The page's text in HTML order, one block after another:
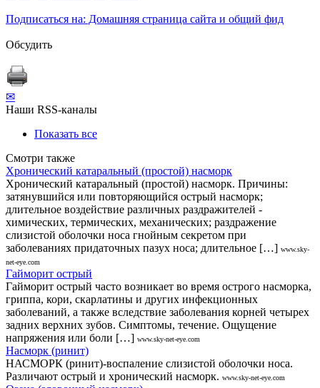
Подписаться на: Домашняя страница сайта и общий фид
Обсудить
✉
Наши RSS-каналы
Показать все
Смотри также
Хронический катаральный (простой) насморк
Хронический катаральный (простой) насморк. Причины:
затянувшийся или повторяющийся острый насморк;
длительное воздействие различных раздражителей -
химических, термических, механических; раздражение
слизистой оболочки носа гнойным секретом при
заболеваниях придаточных пазух носа; длительное […] www.sky-
net-eye.com
Гайморит острый
Гайморит острый часто возникает во время острого насморка,
гриппа, кори, скарлатины и других инфекционных
заболеваний, а также вследствие заболевания корней четырех
задних верхних зубов. Симптомы, течение. Ощущение
напряжения или боли […] www.sky-net-eye.com
Насморк (ринит)
НАСМОРК (ринит)-воспаление слизистой оболочки носа.
Различают острый и хронический насморк. www.sky-net-eye.com